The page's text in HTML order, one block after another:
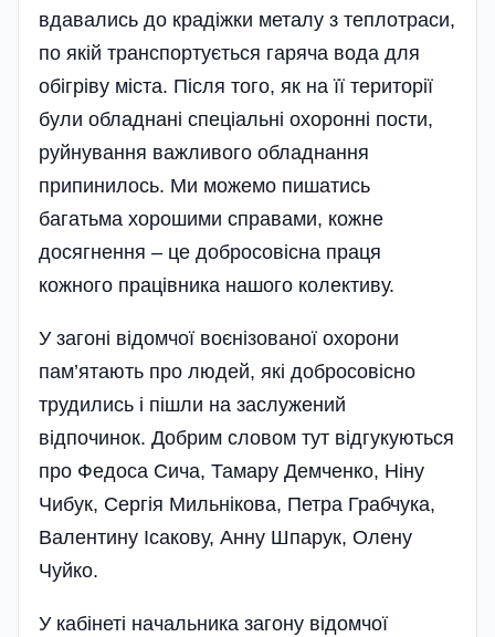
вдавались до крадіжки металу з теплотраси,
по якій транспортується гаряча вода для
обігріву міста. Після того, як на її території
були обладнані спеціальні охоронні пости,
руйнування важливого обладнання
припинилось. Ми можемо пишатись
багатьма хорошими справами, кожне
досягнення – це добросовісна праця
кожного працівника нашого колективу.
У загоні відомчої воєнізованої охорони
пам’ятають про людей, які добросовісно
трудились і пішли на заслужений
відпочинок. Добрим словом тут відгукуються
про Федоса Сича, Тамару Демченко, Ніну
Чибук, Сергія Мильнікова, Петра Грабчука,
Валентину Ісакову, Анну Шпарук, Олену
Чуйко.
У кабінеті начальника загону відомчої